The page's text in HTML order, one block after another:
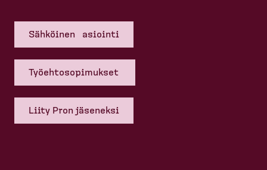
Sähköinen asiointi
Työehto­so­pi­mukset
Liity Pron jäseneksi